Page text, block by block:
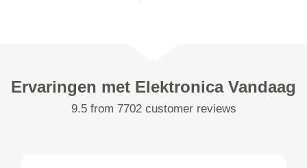
Ervaringen met Elektronica Vandaag
9.5 from 7702 customer reviews